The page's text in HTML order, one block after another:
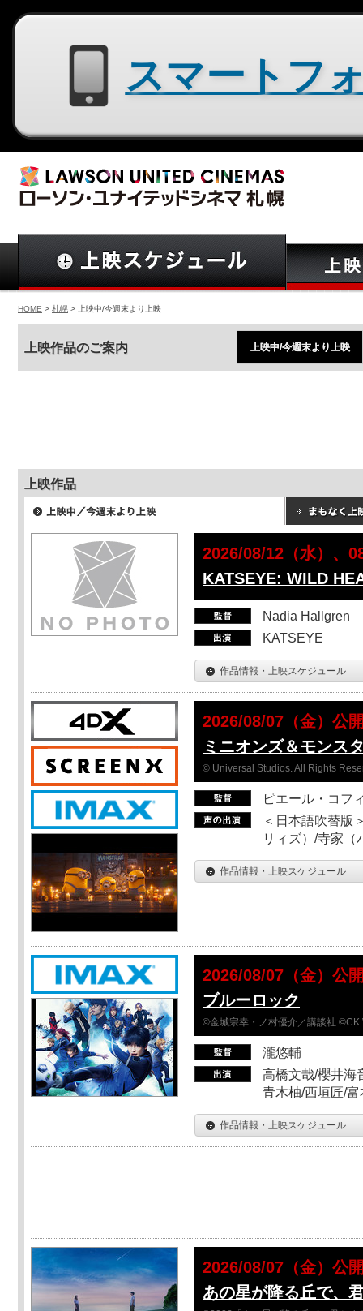
HOME > 札幌 > 上映中/今週末より上映
上映作品のご案内 上映中/今週末より上映
上映作品
2026/08/12（水）、
KATSEYE: WILD
Nadia Hallgren
KATSEYE
作品情報・上映スケジュール
2026/08/07（金）公
ミニオンズ＆モンス
© Universal Studios. All Rights
ピエール・コフ
＜日本語吹替版
リィズ）/寺家（
作品情報・上映スケジュール
2026/08/07（金）公
ブルーロック
©金城宗幸・ノ村優介／講談社 ©CK
瀧悠輔
高橋文哉/櫻井海
青木柚/西垣匠/
作品情報・上映スケジュール
2026/08/07（金）公
あの星が降る丘で、